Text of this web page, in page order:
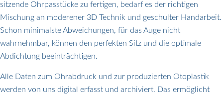
sitzende Ohrpasstücke zu fertigen, bedarf es der richtigen
Mischung an moderener 3D Technik und geschulter Handarbeit.
Schon minimalste Abweichungen, für das Auge nicht
wahrnehmbar, können den perfekten Sitz und die optimale
Abdichtung beeinträchtigen.
Alle Daten zum Ohrabdruck und zur produzierten Otoplastik
werden von uns digital erfasst und archiviert. Das ermöglicht